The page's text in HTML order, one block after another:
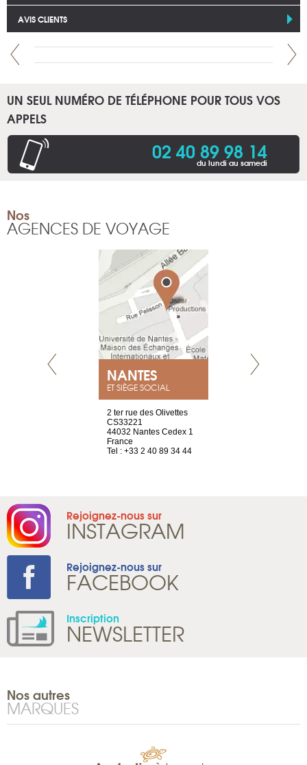
AVIS CLIENTS
UN SEUL NUMÉRO DE TÉLÉPHONE POUR TOUS VOS
APPELS
02 40 89 98 14
du lundi au samedi
Nos
AGENCES DE VOYAGE
NANTES
ET SIÈGE SOCIAL
2 ter rue des Olivettes
CS33221
44032 Nantes Cedex 1
France
Tel : +33 2 40 89 34 44
Rejoignez-nous sur
INSTAGRAM
Rejoignez-nous sur
FACEBOOK
Inscription
NEWSLETTER
Nos autres
MARQUES